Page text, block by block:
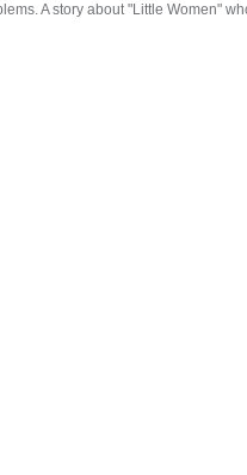
A story about "Little Women"